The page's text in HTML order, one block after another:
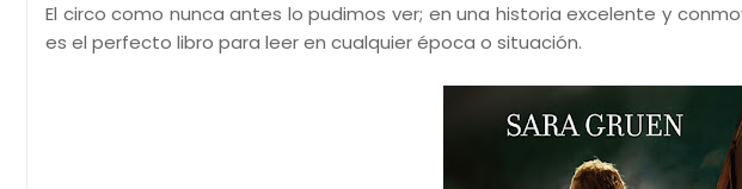
El circo como nunca antes lo pudimos ver; en una historia excelente y
es el perfecto libro para leer en cualquier época o situación.